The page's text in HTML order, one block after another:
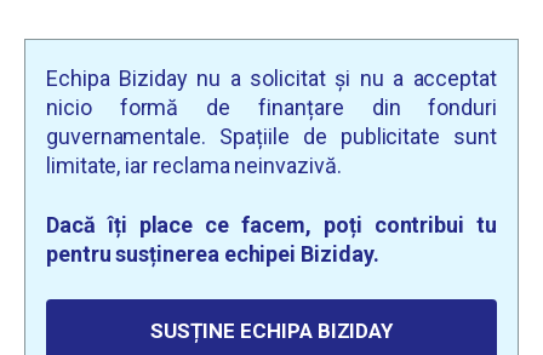
Echipa Biziday nu a solicitat și nu a acceptat
nicio formă de finanțare din fonduri
guvernamentale. Spațiile de publicitate sunt
limitate, iar reclama neinvazivă.
Dacă îți place ce facem, poți contribui tu
pentru susținerea echipei Biziday.
SUSȚINE ECHIPA BIZIDAY